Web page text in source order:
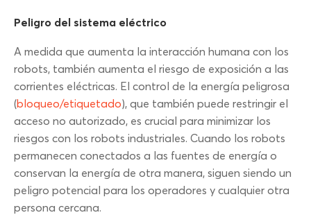
Peligro del sistema eléctrico
A medida que aumenta la interacción humana con los
robots, también aumenta el riesgo de exposición a las
corrientes eléctricas. El control de la energía peligrosa
(bloqueo/etiquetado), que también puede restringir el
acceso no autorizado, es crucial para minimizar los
riesgos con los robots industriales. Cuando los robots
permanecen conectados a las fuentes de energía o
conservan la energía de otra manera, siguen siendo un
peligro potencial para los operadores y cualquier otra
persona cercana.